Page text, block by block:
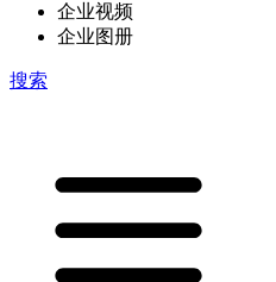
企业视频
企业图册
搜索